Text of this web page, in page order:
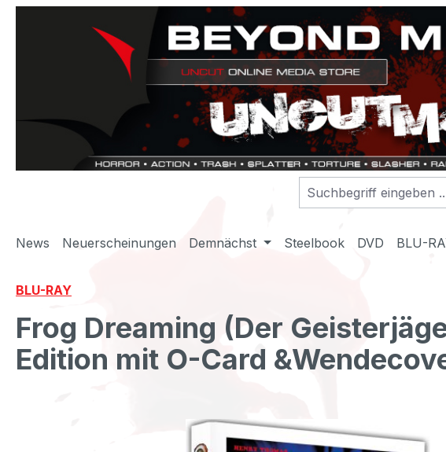
Zur Hauptnavigation springen
News Neuerscheinungen Demnächst Steelbook DVD BLU-
BLU-RAY
Frog Dreaming (Der
Edition mit O-Card